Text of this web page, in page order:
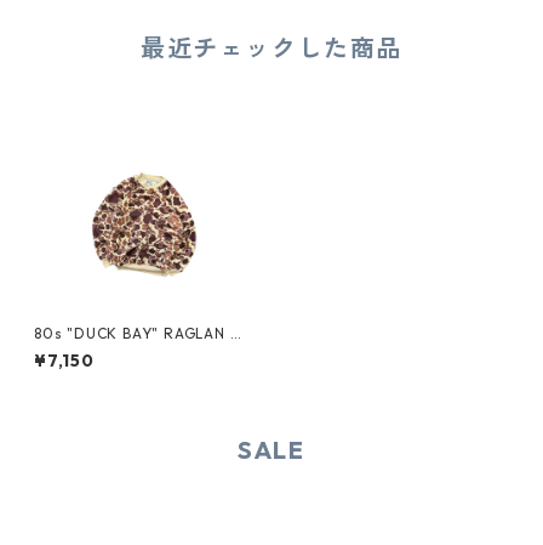
最近チェックした商品
80s "DUCK BAY" RAGLAN S
WEAT
¥7,150
SALE